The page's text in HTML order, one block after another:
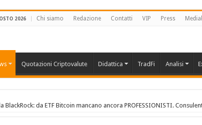
2026 Chi siamo Redazione Contatti VIP Press
Quotazioni Criptovalute Didattica TradFi Analisi
BlackRock: da ETF Bitcoin mancano ancora PROFESSIONISTI.